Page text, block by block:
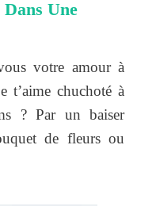
Une
votre amour à
t’aime chuchoté à
? Par un baiser
de fleurs ou